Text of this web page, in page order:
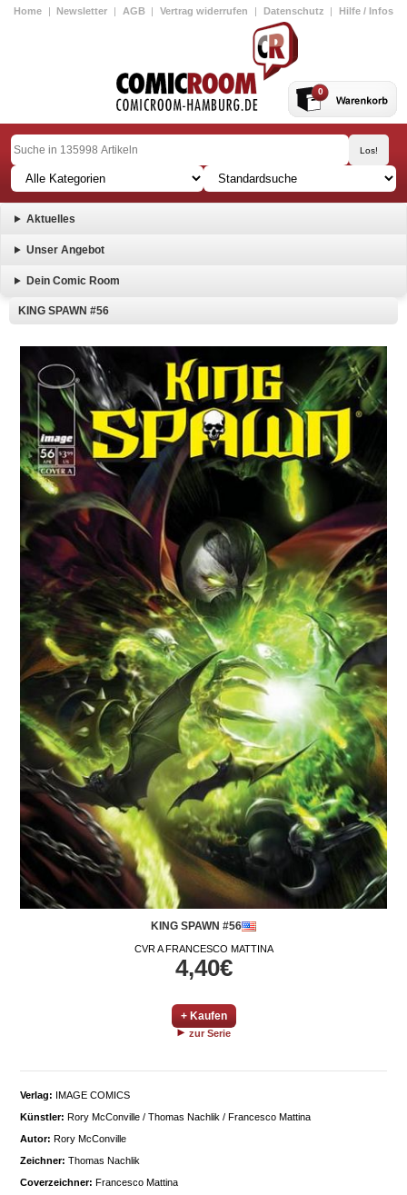
Home | Newsletter | AGB | Vertrag widerrufen | Datenschutz | Hilfe / Infos
0
Aktuelles
Unser Angebot
Dein Comic Room
KING SPAWN #56
KING SPAWN #56
CVR A FRANCESCO MATTINA
4,40€
+ Kaufen
zur Serie
Verlag: IMAGE COMICS
Künstler: Rory McConville / Thomas Nachlik / Francesco Mattina
Autor: Rory McConville
Zeichner: Thomas Nachlik
Coverzeichner: Francesco Mattina